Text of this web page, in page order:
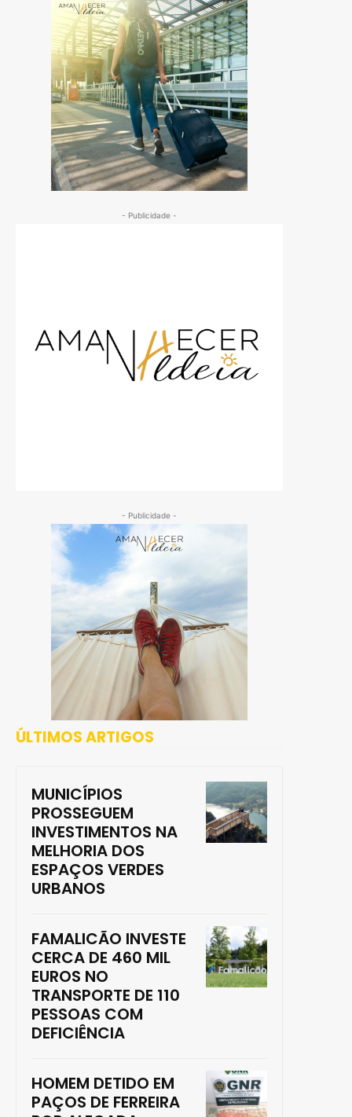
- Publicidade -
- Publicidade -
ÚLTIMOS ARTIGOS
MUNICÍPIOS
PROSSEGUEM
INVESTIMENTOS NA
MELHORIA DOS
ESPAÇOS VERDES
URBANOS
FAMALICÃO INVESTE
CERCA DE 460 MIL
EUROS NO
TRANSPORTE DE 110
PESSOAS COM
DEFICIÊNCIA
HOMEM DETIDO EM
PAÇOS DE FERREIRA